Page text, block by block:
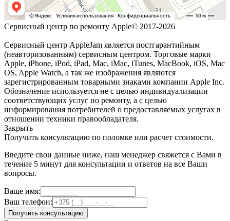
Сервисный центр по ремонту Apple© 2017-2026
Сервисный центр AppleJam является постгарантийным
(неавторизованным) сервисным центром. Торговые марки
Apple, iPhone, iPod, iPad, Mac, iMac, iTunes, MacBook, iOS, Mac
OS, Apple Watch, а так же изображения являются
зарегистрированным товарными знаками компании Apple Inc.
Обозначение используется не с целью индивидуализации
соответствующих услуг по ремонту, а с целью
информирования потребителей о предоставляемых услугах в
отношении техники правообладателя.
Закрыть
Получить консультацию по поломке или расчет стоимости.
Введите свои данные ниже, наш менеджер свяжется с Вами в
течение 5 минут для консультации и ответов на все Ваши
вопросы.
Ваше имя:
Ваш телефон:
Получить консультацию